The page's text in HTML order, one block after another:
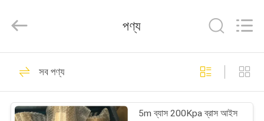
পণ্য
co,.ltd.
পুল ফোয়ারা আনুষাঙ্গিক
123
পণ্য
সব পণ্য
5m ব্যাস 200Kpa ব্রাস আইস